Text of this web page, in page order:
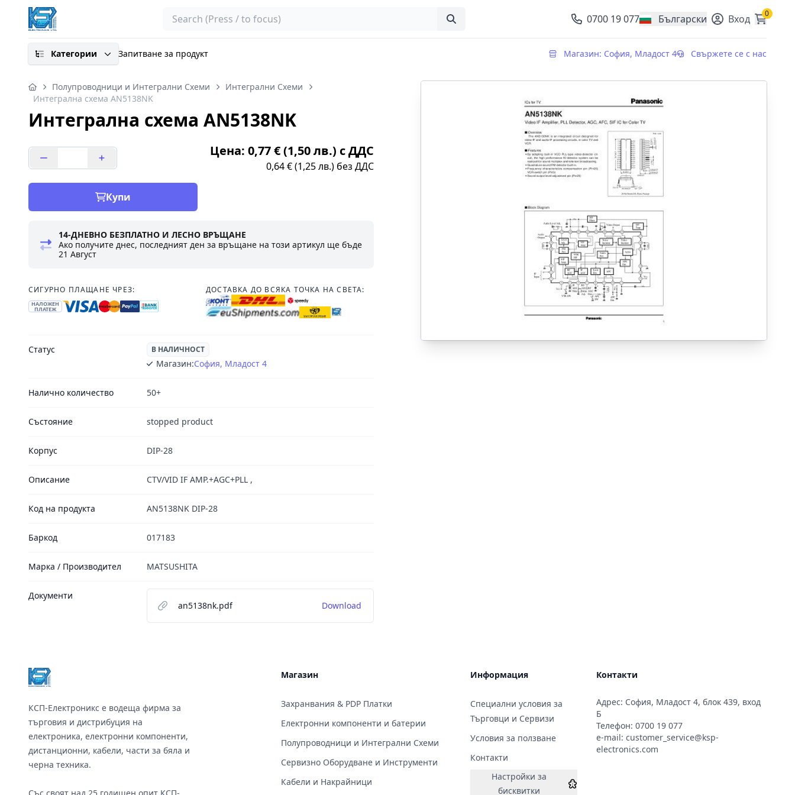
Search 0700 19 077 Български
, change currency Вход 0
Категории Запитване за продукт Магазин: София, Младост 4 Свържете се с нас
Полупроводници и Интегрални Схеми
Интегрални Схеми
Интегрална схема AN5138NK
Интегрална схема AN5138NK
Цена: 0,77 € (1,50 лв.) с ДДС
0,64 € (1,25 лв.) без ДДС
Купи
14-ДНЕВНО БЕЗПЛАТНО И ЛЕСНО ВРЪЩАНЕ
Ако получите днес, последният ден за връщане на този артикул ще бъде
21 Август
СИГУРНО ПЛАЩАНЕ ЧРЕЗ:
НАЛОЖЕН
ПЛАТЕЖ
ДОСТАВКА ДО ВСЯКА ТОЧКА НА СВЕТА:
Статус В НАЛИЧНОСТ
Магазин:София, Младост 4
Налично количество 50+
Състояние stopped product
Корпус DIP-28
Описание CTV/VID IF AMP.+AGC+PLL ,
Код на продукта AN5138NK DIP-28
Баркод 017183
Марка / Производител MATSUSHITA
Документи
an5138nk.pdf
Download
КСП-Електроникс е водеща фирма за
търговия и дистрибуция на
електроника, електронни компоненти,
дистанционни, кабели, части за бяла и
черна техника.
Магазин
Захранвания & PDP Платки
Електронни компоненти и батерии
Полупроводници и Интегрални Схеми
Сервизно Оборудване и Инструменти
Кабели и Накрайници
Информация
Специални условия за
Търговци и Сервизи
Условия за ползване
Контакти
Настройки за
бисквитки
Контакти
Адрес: София, Младост 4, блок 439, вход
Б
Телефон: 0700 19 077
e-mail: customer_service@ksp-
electronics.com